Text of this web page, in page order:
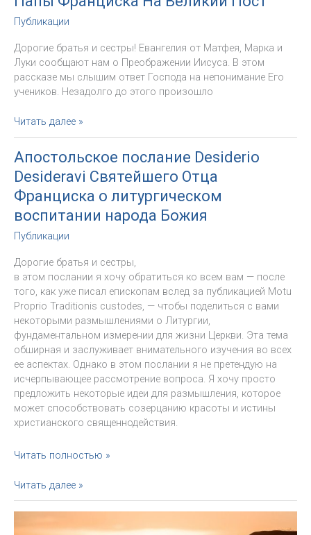
Публикации
Дорогие братья и сестры! Евангелия от Матфея, Марка и
Луки сообщают нам о Преображении Иисуса. В этом
рассказе мы слышим ответ Господа на непонимание Его
учеников. Незадолго до этого произошло
«Великопостная
аскеза
и
Синодальный
процесс».
Послание
Папы
Франциска
На
Пост
Читать далее »
Апостольское послание Desiderio
Desideravi Святейшего Отца
Франциска о литургическом
воспитании народа Божия
Публикации
Дорогие братья и сестры,
в этом послании я хочу обратиться ко всем вам — после
того, как уже писал епископам вслед за публикацией Motu
Proprio Traditionis custodes, — чтобы поделиться с вами
некоторыми размышлениями о Литургии,
фундаментальном измерении для жизни Церкви. Эта тема
обширная и заслуживает внимательного изучения во всех
ее аспектах. Однако в этом послании я не претендую на
исчерпывающее рассмотрение вопроса. Я хочу просто
предложить некоторые идеи для размышления, которое
может способствовать созерцанию красоты и истины
христианского священнодействия.
Апостольское
Desiderio
Desideravi
Святейшего
Папы
Читать полностью »
Апостольское
послание
Desiderio
Desideravi
Читать далее »